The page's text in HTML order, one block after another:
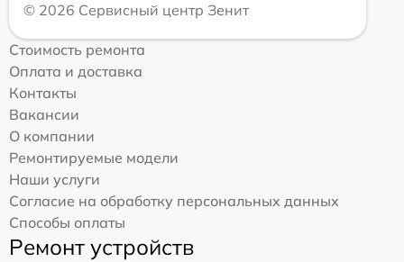
© 2026 Сервисный центр Зенит
Стоимость ремонта
Оплата и доставка
Контакты
Вакансии
О компании
Ремонтируемые модели
Наши услуги
Согласие на обработку персональных данных
Способы оплаты
Ремонт устройств